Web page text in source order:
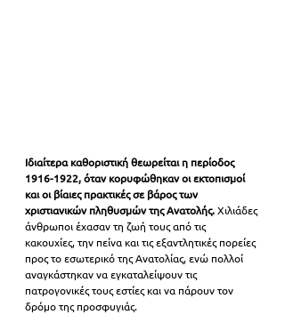
Ιδιαίτερα καθοριστική θεωρείται η περίοδος
1916-1922, όταν κορυφώθηκαν οι εκτοπισμοί
και οι βίαιες πρακτικές σε βάρος των
χριστιανικών πληθυσμών της Ανατολής. Χιλιάδες
άνθρωποι έχασαν τη ζωή τους από τις
κακουχίες, την πείνα και τις εξαντλητικές πορείες
προς το εσωτερικό της Ανατολίας, ενώ πολλοί
αναγκάστηκαν να εγκαταλείψουν τις
πατρογονικές τους εστίες και να πάρουν τον
δρόμο της προσφυγιάς.